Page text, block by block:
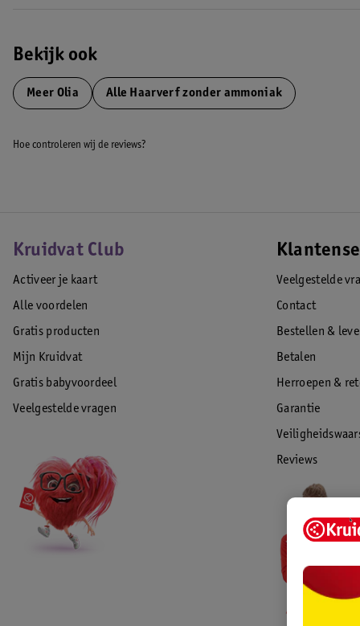
Wat zit er in de verpakking?
gebruiksaanwijzingen en een paar handschoenen.
EAN code:3600541237070
Bekijk ook
Meer Olia Alle Haarverf zonder ammoniak
Hoe controleren wij de reviews?
Kruidvat Club
Activeer je kaart
Alle voordelen
Gratis producten
Mijn Kruidvat
Gratis babyvoordeel
Veelgestelde vragen
Veelgestelde
Contact
Bestellen &
Betalen
Herroepen &
Garantie
Reviews